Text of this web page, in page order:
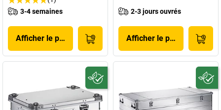
3-4 semaines
Afficher le produit
2-3 jours ouvrés
Afficher le produit